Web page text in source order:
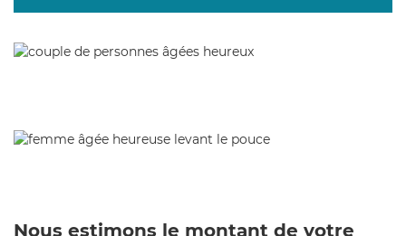
Nous estimons le montant de votre